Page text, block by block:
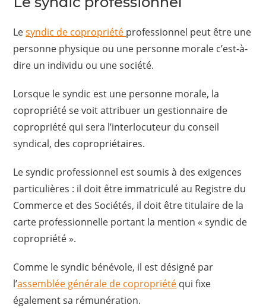
Lesyndic de copropriété professionnel peut être une
personne physique ou une personne morale c’est-à-
dire un individu ou une société.
Lorsque le syndic est une personne morale, la
copropriété se voit attribuer un gestionnaire de
copropriété qui sera l’interlocuteur du conseil
syndical, des copropriétaires.
Le syndic professionnel est soumis à des exigences
particulières : il doit être immatriculé au Registre du
Commerce et des Sociétés, il doit être titulaire de la
carte professionnelle portant la mention « syndic de
copropriété ».
Comme le syndic bénévole, il est désigné par
l’assemblée générale de copropriété qui fixe
également sa rémunération.